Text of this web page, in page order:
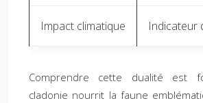
Impact climatique Indicateur
Comprendre cette dualité est
cladonie nourrit la faune